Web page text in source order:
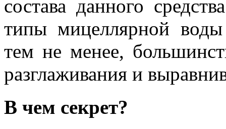
состава данного
типы мицеллярной
тем не менее,
разглаживания и
В чем секрет?